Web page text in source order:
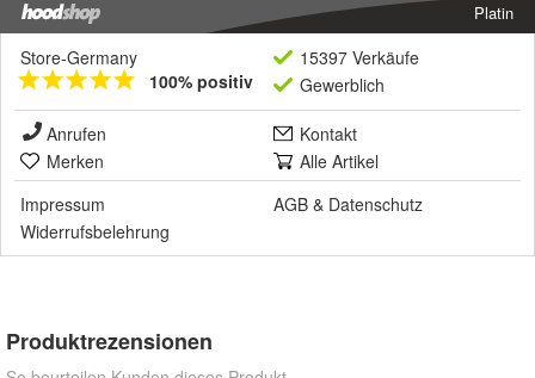
Platin
Store-Germany
100% positiv
15397 Verkäufe
Gewerblich
Anrufen
Kontakt
Merken
Alle Artikel
Impressum
AGB & Datenschutz
Widerrufsbelehrung
Produktrezensionen